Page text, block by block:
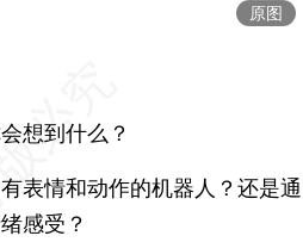
原图
想到什么？
情和动作的机器人？还是通
感受？